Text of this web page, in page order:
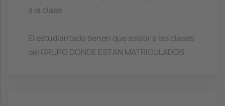
a la clase.
El estudiantado tienen que asistir a las clases
del GRUPO DONDE ESTAN MATRICULADOS.